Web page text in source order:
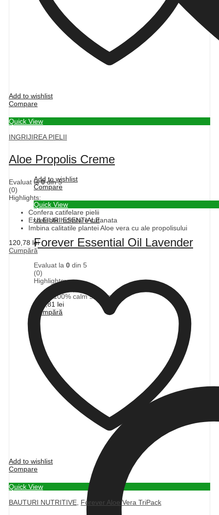
Add to wishlist
Compare
Quick View
ULEIURI ESENTIALE
Forever Essential Oil Lavender
Evaluat la 0 din 5
(0)
Highlights:
100% calm si pace
156,81 lei
Cumpără
Add to wishlist
Compare
Quick View
INGRIJIREA PIELII
Aloe Propolis Creme
Evaluat la0din 5
(0)
Highlights:
Confera catifelare pielii
Excelenta hidratare cutanata
Imbina calitatile plantei Aloe vera cu ale propolisului
120,78 lei
Cumpără
Add to wishlist
Compare
Quick View
BAUTURI NUTRITIVE Forever Aloe Vera TriPack